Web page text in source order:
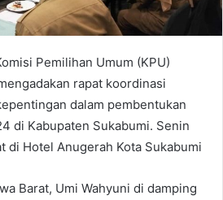
Pemilihan Umum (KPU)
rapat koordinasi
dalam pembentukan
di Kabupaten Sukabumi. Senin
di Hotel Anugerah Kota Sukabumi
Barat, Umi Wahyuni di damping